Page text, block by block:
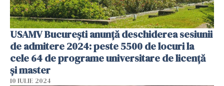
USAMV București anunță deschiderea sesiunii
de admitere 2024: peste 5500 de locuri la
cele 64 de programe universitare de licență
și master
10 IULIE 2024